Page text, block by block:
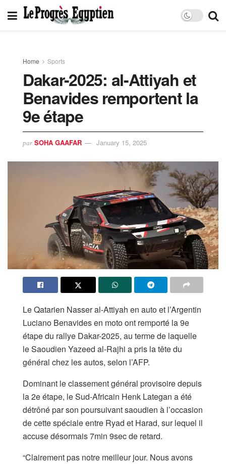
Home Sports
Dakar-2025: al-Attiyah et
Benavides remportent la
9e étape
par SOHA GAAFAR January 15, 2025
Le Qatarien Nasser al-Attiyah en auto et l’Argentin
Luciano Benavides en moto ont remporté la 9e
étape du rallye Dakar-2025, au terme de laquelle
le Saoudien Yazeed al-Rajhi a pris la tête du
général chez les autos, selon l’AFP.
Dominant le classement général provisoire depuis
la 2e étape, le Sud-Africain Henk Lategan a été
détrôné par son poursuivant saoudien à l’occasion
de cette spéciale entre Ryad et Harad, sur lequel il
accuse désormais 7min 9sec de retard.
“Clairement pas notre meilleur jour. Nous avons